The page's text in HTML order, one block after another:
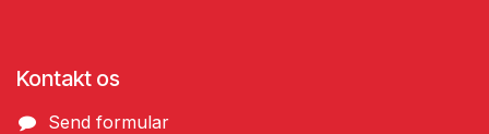
Kontakt os
Send ​formular